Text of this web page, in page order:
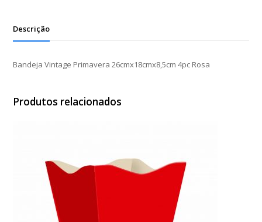
Descrição
Bandeja Vintage Primavera 26cmx18cmx8,5cm 4pc Rosa
Produtos relacionados